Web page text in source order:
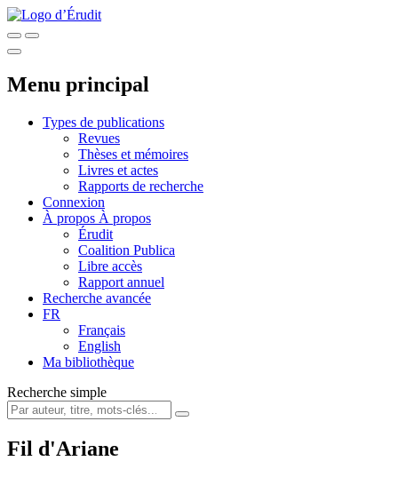
Menu principal
Types de publications
Revues
Thèses et mémoires
Livres et actes
Rapports de recherche
Connexion
À propos À propos
Érudit
Coalition Publica
Libre accès
Rapport annuel
Recherche avancée
FR
Français
English
Ma bibliothèque
Recherche simple
Fil d'Ariane